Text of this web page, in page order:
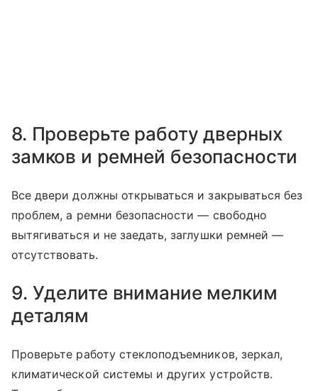
8. Проверьте работу дверных
замков и ремней безопасности
Все двери должны открываться и закрываться без
проблем, а ремни безопасности — свободно
вытягиваться и не заедать, заглушки ремней —
отсутствовать.
9. Уделите внимание мелким
деталям
Проверьте работу стеклоподъемников, зеркал,
климатической системы и других устройств.